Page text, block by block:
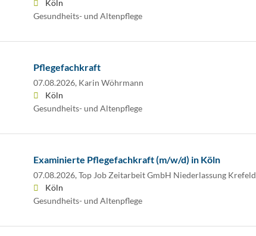
Köln
Gesundheits- und Altenpflege
Pflegefachkraft
07.08.2026, Karin Wöhrmann
Köln
Gesundheits- und Altenpflege
Examinierte Pflegefachkraft (m/w/d) in Köln
07.08.2026, Top Job Zeitarbeit GmbH Niederlassung Krefeld
Köln
Gesundheits- und Altenpflege